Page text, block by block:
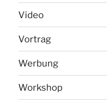
Video
Vortrag
Werbung
Workshop